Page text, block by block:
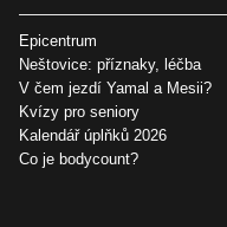
Epicentrum
Neštovice: příznaky, léčba
V čem jezdí Yamal a Mesii?
Kvízy pro seniory
Kalendář úplňků 2026
Co je bodycount?